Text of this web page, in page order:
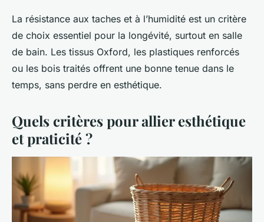
La résistance aux taches et à l’humidité est un critère
de choix essentiel pour la longévité, surtout en salle
de bain. Les tissus Oxford, les plastiques renforcés
ou les bois traités offrent une bonne tenue dans le
temps, sans perdre en esthétique.
Quels critères pour allier esthétique
et praticité ?